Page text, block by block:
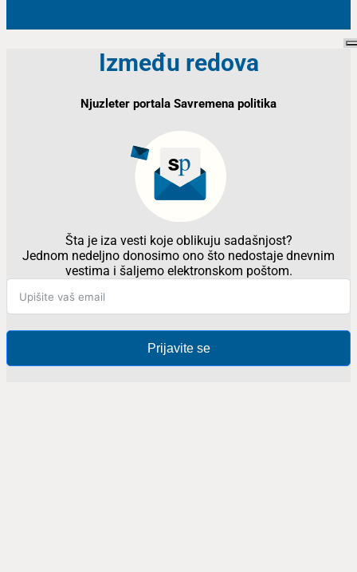
Između redova
Njuzleter portala Savremena politika
Šta je iza vesti koje oblikuju sadašnjost?
Jednom nedeljno donosimo ono što nedostaje dnevnim
vestima i šaljemo elektronskom poštom.
Prijavite se